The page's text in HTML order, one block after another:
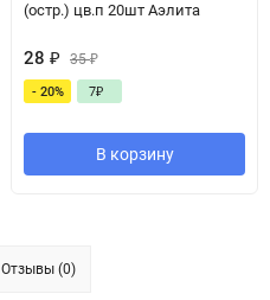
(остр.) цв.п 20шт Аэлита
28 ₽ 35₽
- 20% 7₽
В корзину
Отзывы (0)